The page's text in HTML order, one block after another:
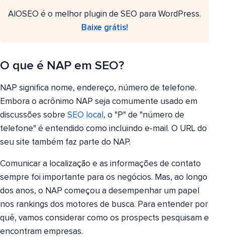
AIOSEO é o melhor plugin de SEO para WordPress.
Baixe grátis!
O que é NAP em SEO?
NAP significa nome, endereço, número de telefone.
Embora o acrônimo NAP seja comumente usado em
discussões sobre SEO local , o "P" de "número de
telefone" é entendido como incluindo e-mail. O URL do
seu site também faz parte do NAP.
Comunicar a localização e as informações de contato
sempre foi importante para os negócios. Mas, ao longo
dos anos, o NAP começou a desempenhar um papel
nos rankings dos motores de busca. Para entender por
quê, vamos considerar como os prospects pesquisam e
encontram empresas.